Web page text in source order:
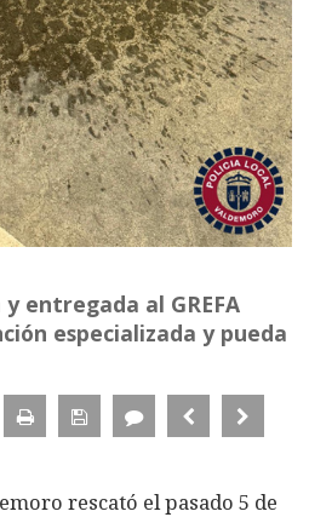
entregada al GREFA
especializada y pueda
rescató el pasado 5 de